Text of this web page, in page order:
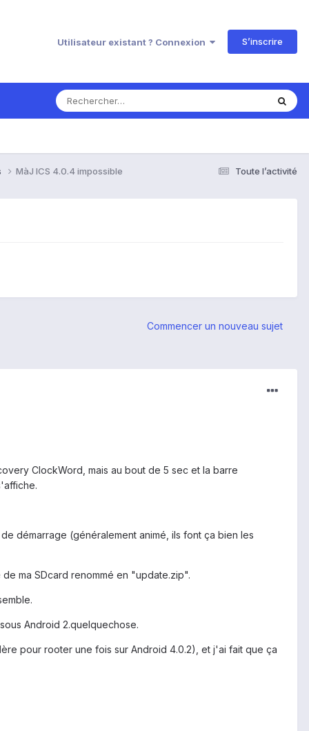
Utilisateur existant ? Connexion S’inscrire
Toute l’activité
MàJ ICS 4.0.4 impossible
Commencer un nouveau sujet
ClockWord, mais au bout de 5 sec et la barre
démarrage (généralement animé, ils font ça bien les
ma SDcard renommé en "update.zip".
Android 2.quelquechose.
pour rooter une fois sur Android 4.0.2), et j'ai fait que ça